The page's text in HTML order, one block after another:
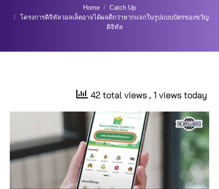
Home
Catch Up
โครงการดิจิทัลวอลเล็ตอาจได้ผลดีกว่าหากแจกในรูปแบบบัตรของขวัญ
ดิจิทัล
42 total views , 1 views today